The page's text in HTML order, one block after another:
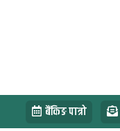
बैंकिङ पात्रो